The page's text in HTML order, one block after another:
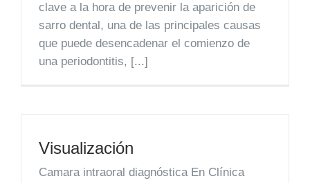
clave a la hora de prevenir la aparición de
sarro dental, una de las principales causas
que puede desencadenar el comienzo de
una periodontitis, [...]
Visualización
Camara intraoral diagnóstica En Clínica